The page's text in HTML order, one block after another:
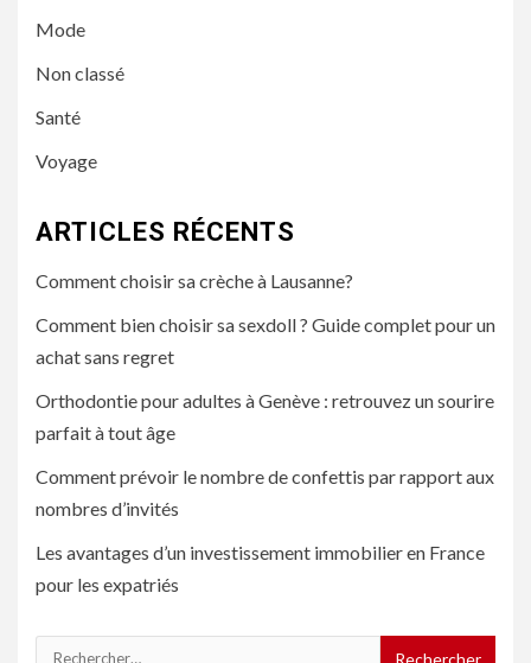
Mode
Non classé
Santé
Voyage
ARTICLES RÉCENTS
Comment choisir sa crèche à Lausanne?
Comment bien choisir sa sexdoll ? Guide complet pour un
achat sans regret
Orthodontie pour adultes à Genève : retrouvez un sourire
parfait à tout âge
Comment prévoir le nombre de confettis par rapport aux
nombres d’invités
Les avantages d’un investissement immobilier en France
pour les expatriés
Rechercher :